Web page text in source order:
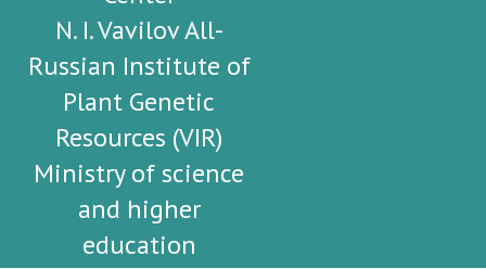
N. I. Vavilov All-
Russian Institute of
Plant Genetic
Resources (VIR)
Ministry of science
and higher
education